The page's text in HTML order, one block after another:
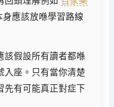
身應該放喺學習路線
該假設所有讀者都喺
入座。只有當你清楚
先有可能真正對症下